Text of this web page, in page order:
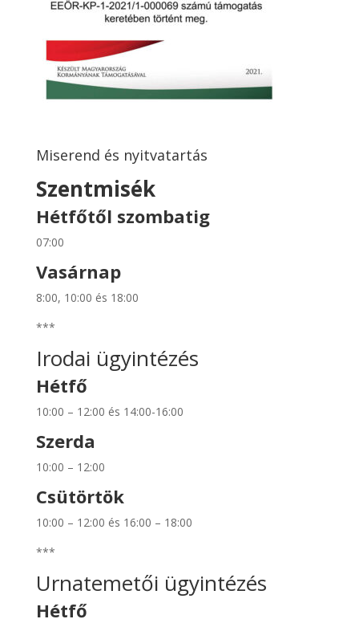
Miserend és nyitvatartás
Szentmisék
Hétfőtől szombatig
07:00
Vasárnap
8:00, 10:00 és 18:00
***
Irodai ügyintézés
Hétfő
10:00 – 12:00 és 14:00-16:00
Szerda
10:00 – 12:00
Csütörtök
10:00 – 12:00 és 16:00 – 18:00
***
Urnatemetői ügyintézés
Hétfő